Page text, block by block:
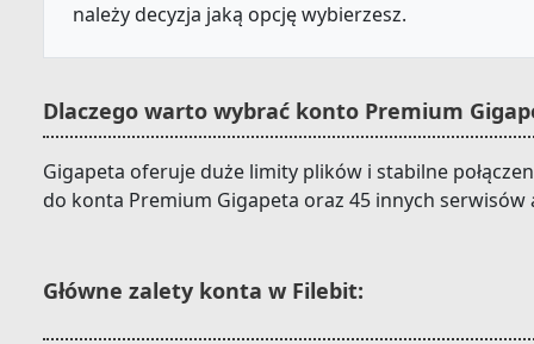
należy decyzja jaką opcję wybierzesz.
Dlaczego warto wybrać konto Premium
Gigapeta oferuje duże limity plików i stabilne
do konta Premium Gigapeta oraz 45 innych
Główne zalety konta w Filebit: